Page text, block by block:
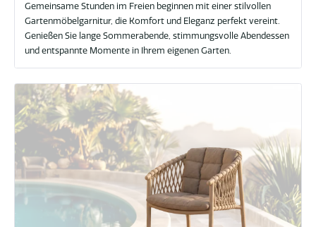
Gemeinsame Stunden im Freien beginnen mit einer stilvollen
Gartenmöbelgarnitur, die Komfort und Eleganz perfekt vereint.
Genießen Sie lange Sommerabende, stimmungsvolle Abendessen
und entspannte Momente in Ihrem eigenen Garten.